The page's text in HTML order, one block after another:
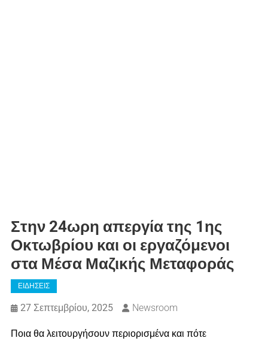
Στην 24ωρη απεργία της 1ης
Οκτωβρίου και οι εργαζόμενοι
στα Μέσα Μαζικής Μεταφοράς
ΕΙΔΗΣΕΙΣ
27 Σεπτεμβρίου, 2025 Newsroom
Ποια θα λειτουργήσουν περιορισμένα και πότε